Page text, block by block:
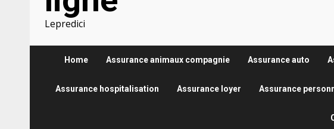
Lepredici
Home Assurance animaux compagnie Assurance auto
Assurance hospitalisation Assurance loyer Assurance